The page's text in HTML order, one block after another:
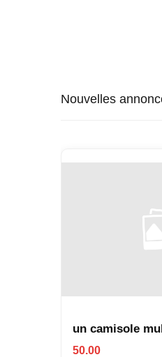
Nouvelles
un camisole
50.00